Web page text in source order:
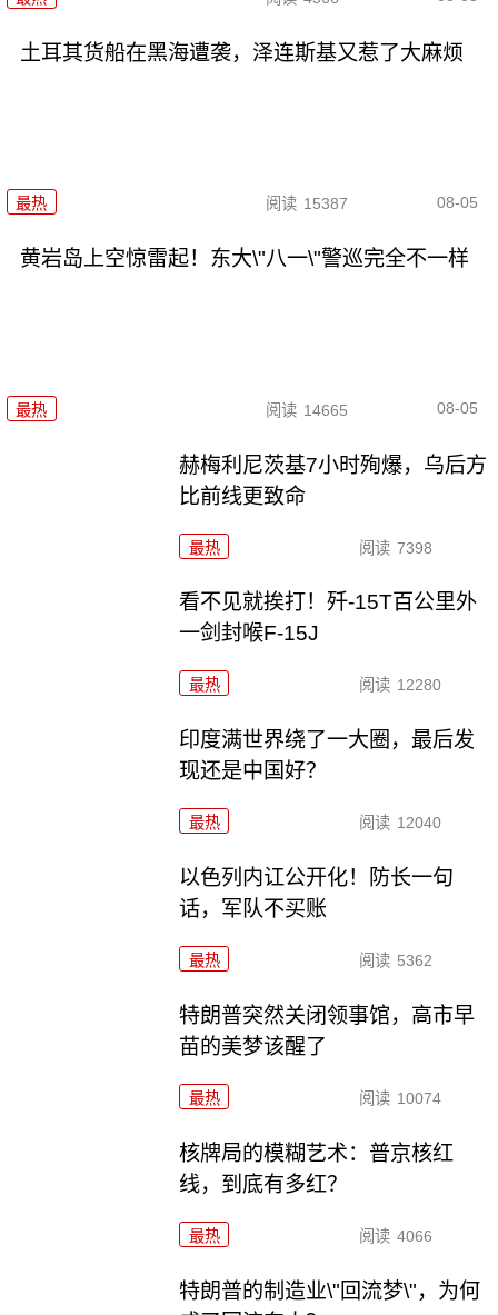
土耳其货船在黑海遭袭，泽连斯基又惹了大麻烦
最热 阅读 15387 08-05
黄岩岛上空惊雷起！东大\"八一\"警巡完全不一样
最热 阅读 14665 08-05
赫梅利尼茨基7小时殉爆，乌后方
比前线更致命
最热 阅读 7398
看不见就挨打！歼-15T百公里外
一剑封喉F-15J
最热 阅读 12280
印度满世界绕了一大圈，最后发
现还是中国好？
最热 阅读 12040
以色列内讧公开化！防长一句
话，军队不买账
最热 阅读 5362
特朗普突然关闭领事馆，高市早
苗的美梦该醒了
最热 阅读 10074
核牌局的模糊艺术：普京核红
线，到底有多红？
最热 阅读 4066
特朗普的制造业\"回流梦\"，为何